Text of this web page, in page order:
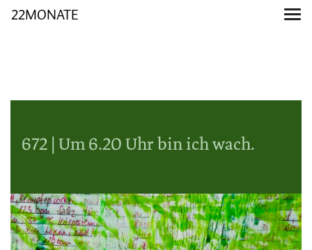
22MONATE
672 | Um 6.20 Uhr bin ich wach.